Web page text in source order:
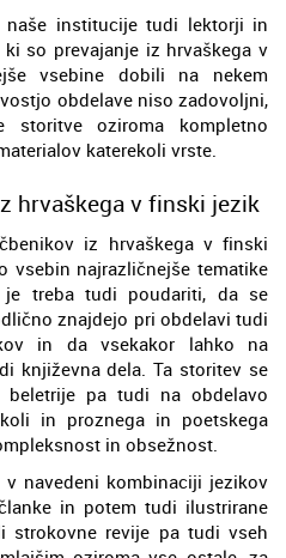
institucije tudi lektorji in
so prevajanje iz hrvaškega v
vsebine dobili na nekem
obdelave niso zadovoljni,
oziroma kompletno
katerekoli vrste.
hrvaškega v finski jezik
iz hrvaškega v finski
vsebin najrazličnejše tematike
treba tudi poudariti, da se
znajdejo pri obdelavi tudi
in da vsekakor lahko na
književna dela. Ta storitev se
beletrije pa tudi na obdelavo
in proznega in poetskega
in obsežnost.
navedeni kombinaciji jezikov
in potem tudi ilustrirane
strokovne revije pa tudi vseh